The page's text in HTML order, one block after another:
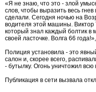
«Я не знаю, что это - злой
слов, чтобы выразить весь
сделали. Сегодня ночью на
водителя этой машины. Виктор
который знал каждый болтик в
своей ласточке. Волга 66
Полиция установила - это
салон и, скорее всего,
- бутылку. Огонь уничтожил
Публикация в сети вызвала